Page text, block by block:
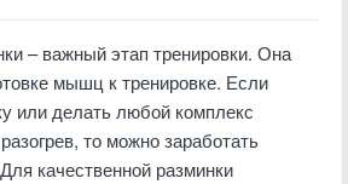
– важный этап тренировки. Она
мышц к тренировке. Если
или делать любой комплекс
то можно заработать
качественной разминки